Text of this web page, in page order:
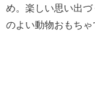
め。楽しい思い出
のよい動物おもちゃ